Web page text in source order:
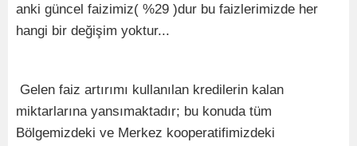
anki güncel faizimiz( %29 )dur bu faizlerimizde her
hangi bir değişim yoktur...
Gelen faiz artırımı kullanılan kredilerin kalan
miktarlarına yansımaktadır; bu konuda tüm
Bölgemizdeki ve Merkez kooperatifimizdeki